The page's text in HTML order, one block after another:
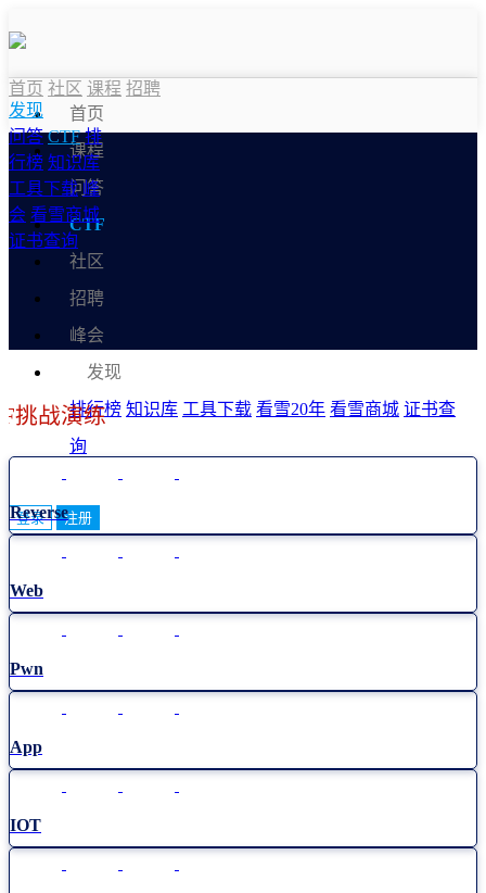
首页
课程
问答
CTF
社区
招聘
峰会
发现
排行榜 知识库 工具下载 看雪20年 看雪商城 证书查
询
登录 注册
首页 社区 课程 招聘
发现
问答 CTF 排
行榜 知识库
工具下载 峰
会 看雪商城
证书查询
挑战演练
Reverse
Web
Pwn
App
IOT